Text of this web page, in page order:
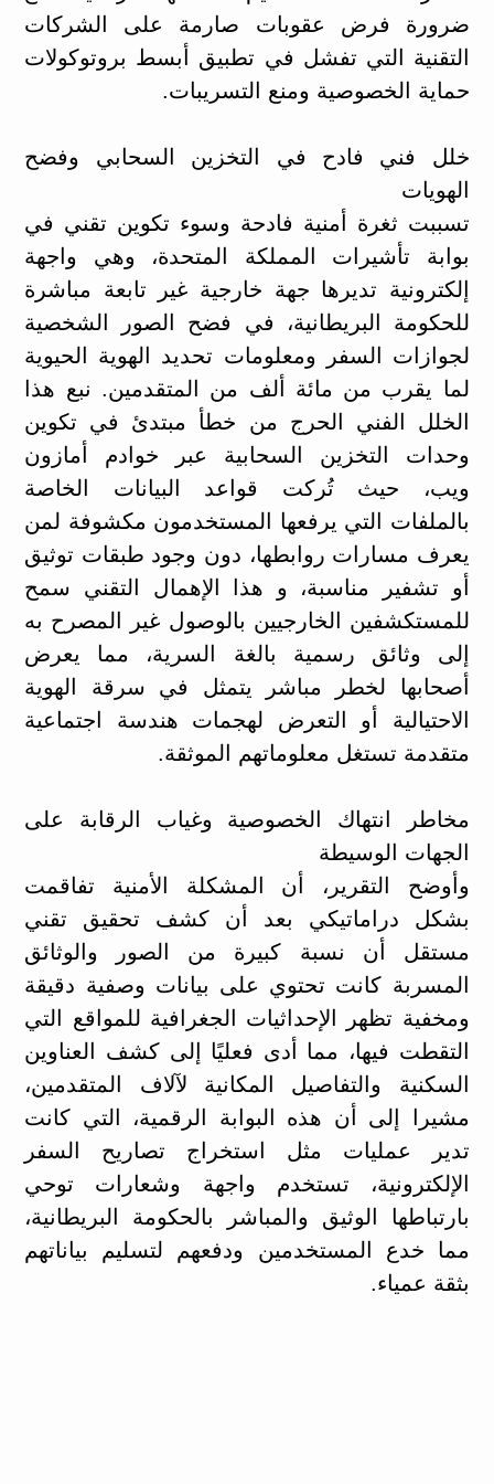
ضرورة فرض عقوبات صارمة على الشركات
التقنية التي تفشل في تطبيق أبسط بروتوكولات
حماية الخصوصية ومنع التسريبات.
خلل فني فادح في التخزين السحابي وفضح
الهويات
تسببت ثغرة أمنية فادحة وسوء تكوين تقني في
بوابة تأشيرات المملكة المتحدة، وهي واجهة
إلكترونية تديرها جهة خارجية غير تابعة مباشرة
للحكومة البريطانية، في فضح الصور الشخصية
لجوازات السفر ومعلومات تحديد الهوية الحيوية
لما يقرب من مائة ألف من المتقدمين. نبع هذا
الخلل الفني الحرج من خطأ مبتدئ في تكوين
وحدات التخزين السحابية عبر خوادم أمازون
ويب، حيث تُركت قواعد البيانات الخاصة
بالملفات التي يرفعها المستخدمون مكشوفة لمن
يعرف مسارات روابطها، دون وجود طبقات توثيق
أو تشفير مناسبة، و هذا الإهمال التقني سمح
للمستكشفين الخارجيين بالوصول غير المصرح به
إلى وثائق رسمية بالغة السرية، مما يعرض
أصحابها لخطر مباشر يتمثل في سرقة الهوية
الاحتيالية أو التعرض لهجمات هندسة اجتماعية
متقدمة تستغل معلوماتهم الموثقة.
مخاطر انتهاك الخصوصية وغياب الرقابة على
الجهات الوسيطة
وأوضح التقرير، أن المشكلة الأمنية تفاقمت
بشكل دراماتيكي بعد أن كشف تحقيق تقني
مستقل أن نسبة كبيرة من الصور والوثائق
المسربة كانت تحتوي على بيانات وصفية دقيقة
ومخفية تظهر الإحداثيات الجغرافية للمواقع التي
التقطت فيها، مما أدى فعليًا إلى كشف العناوين
السكنية والتفاصيل المكانية لآلاف المتقدمين،
مشيرا إلى أن هذه البوابة الرقمية، التي كانت
تدير عمليات مثل استخراج تصاريح السفر
الإلكترونية، تستخدم واجهة وشعارات توحي
بارتباطها الوثيق والمباشر بالحكومة البريطانية،
مما خدع المستخدمين ودفعهم لتسليم بياناتهم
بثقة عمياء.